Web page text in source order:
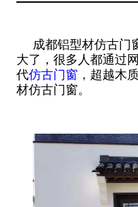
成都铝型材仿古门
大了，很多人都通过
代仿古门窗 ，超越木
材仿古门窗。